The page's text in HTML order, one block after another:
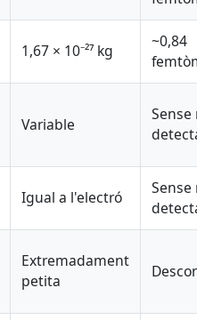
1,67 × 10⁻²⁷ kg
~0,84
Variable
Igual a l'electró
Extremadament
petita